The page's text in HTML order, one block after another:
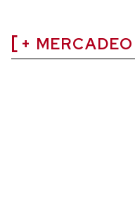
+ MERCADEO